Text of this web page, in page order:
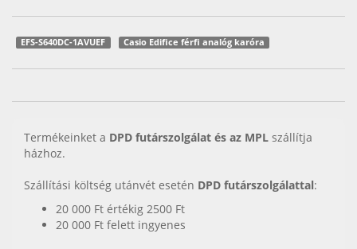
EFS-S640DC-1AVUEF Casio Edifice férfi analóg karóra
Termékeinket a DPD futárszolgálat és az MPL szállítja
házhoz.
Szállítási költség utánvét esetén DPD futárszolgálattal:
20 000 Ft értékig 2500 Ft
20 000 Ft felett ingyenes